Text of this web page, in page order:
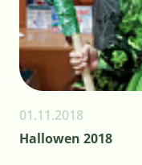
01.11.2018
Hallowen 2018